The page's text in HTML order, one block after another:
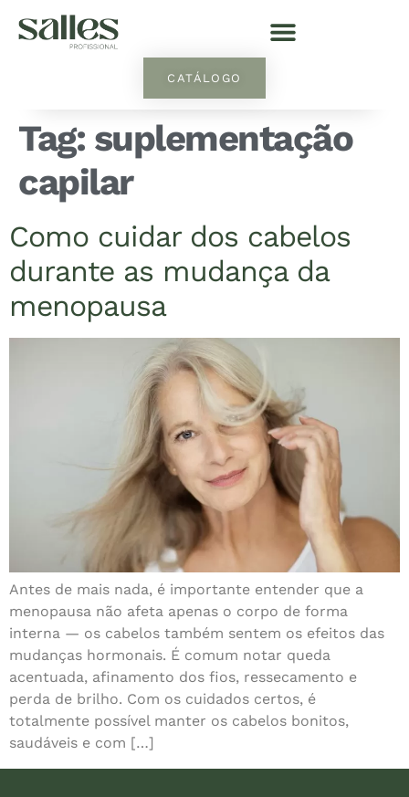
CATÁLOGO
Tag: suplementação
capilar
Como cuidar dos cabelos
durante as mudança da
menopausa
Antes de mais nada, é importante entender que a
menopausa não afeta apenas o corpo de forma
interna — os cabelos também sentem os efeitos das
mudanças hormonais. É comum notar queda
acentuada, afinamento dos fios, ressecamento e
perda de brilho. Com os cuidados certos, é
totalmente possível manter os cabelos bonitos,
saudáveis e com […]